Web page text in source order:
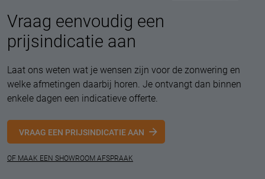
Vraag eenvoudig een
prijsindicatie aan
Laat ons weten wat je wensen zijn voor de zonwering en
welke afmetingen daarbij horen. Je ontvangt dan binnen
enkele dagen een indicatieve offerte.
VRAAG EEN PRIJSINDICATIE AAN
OF MAAK EEN SHOWROOM AFSPRAAK